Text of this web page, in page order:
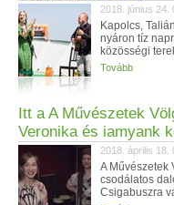
2018. június 24.
Kapolcs,
nyáron tíz
közösségi
Tovább
Itt a A Művészetek
Veronika és iamyank
2018. április 18.
A Művészetek
csodálatos
Csigabuszra